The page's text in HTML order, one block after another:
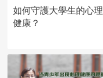
如何守護大學生的心理
健康？